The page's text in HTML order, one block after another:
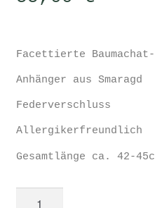
Facettierte
Anhänger aus Smaragd
Federverschluss
Allergikerfreundlich
Gesamtlänge ca. 42-